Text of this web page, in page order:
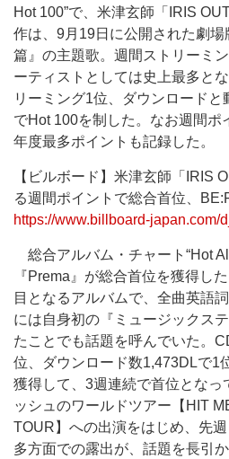
Hot 100”で、米津玄師「IRIS
作は、9月19日に公開された劇
篇』の主題歌。週間ストリーミ
ーティストとしては史上最多と
リーミング1位、ダウンロード
でHot 100を制した。なお週間ポ
年度最多ポイントも記録した。
【ビルボード】米津玄師「IRIS
る週間ポイントで総合首位、
https://www.billboard-japan.com/
総合アルバム・チャート“Hot
『Prema』が総合首位を獲得し
目となるアルバムで、全曲英語
には自身初の『ミュージックス
たことでも話題を呼んでいた。
位、ダウンロード数1,473DLで1
獲得して、3週連続で首位となっ
ッシュのワールドツアー【HIT
TOUR】への出演をはじめ、先
多方面での露出が、話題を長引